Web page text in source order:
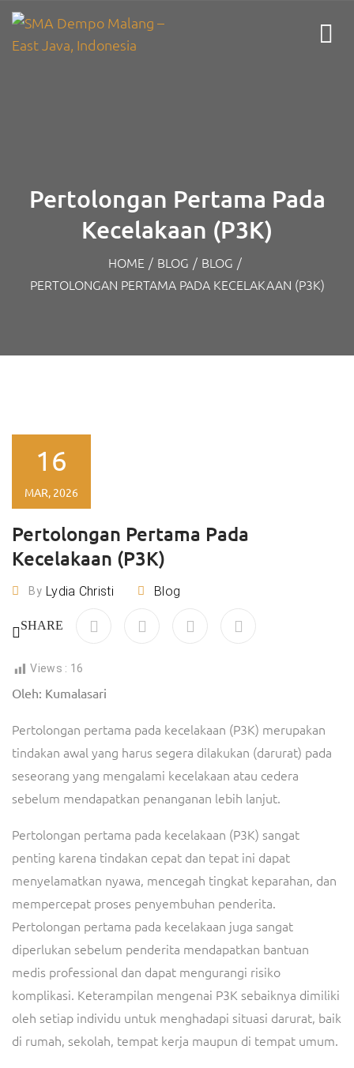
Pertolongan Pertama Pada
Kecelakaan (P3K)
HOME / BLOG / BLOG /
PERTOLONGAN PERTAMA PADA KECELAKAAN (P3K)
Pertolongan Pertama Pada
Kecelakaan (P3K)
By Lydia Christi Blog
16
MAR, 2026
SHARE
Views : 16
Oleh: Kumalasari
Pertolongan pertama pada kecelakaan (P3K) merupakan
tindakan awal yang harus segera dilakukan (darurat) pada
seseorang yang mengalami kecelakaan atau cedera
sebelum mendapatkan penanganan lebih lanjut.
Pertolongan pertama pada kecelakaan (P3K) sangat
penting karena tindakan cepat dan tepat ini dapat
menyelamatkan nyawa, mencegah tingkat keparahan, dan
mempercepat proses penyembuhan penderita.
Pertolongan pertama pada kecelakaan juga sangat
diperlukan sebelum penderita mendapatkan bantuan
medis professional dan dapat mengurangi risiko
komplikasi. Keterampilan mengenai P3K sebaiknya dimiliki
oleh setiap individu untuk menghadapi situasi darurat, baik
di rumah, sekolah, tempat kerja maupun di tempat umum.